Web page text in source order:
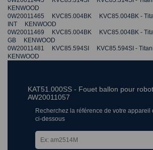
KENWOOD
0W20011465 KVC85.004BK KVC85.004BK -
INT KENWOOD
0W20011469 KVC85.004BK KVC85.004BK -
GB KENWOOD
0W20011481 KVC85.594SI KVC85.594SI -
KENWOOD
KAT51.000SS - Fouet ballon pour
AW20011057
Recherchez la référence de votre appareil
ci-dessous